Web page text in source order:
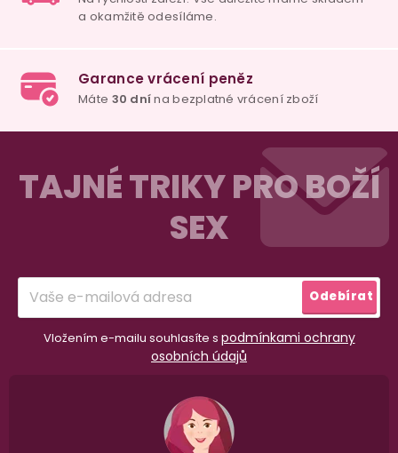
109 Kč 59 Kč
TAJNÉ TRIKY PRO BOŽÍ
SEX
Vložením e-mailu souhlasíte s podmínkami ochrany
osobních údajů
Odebírat